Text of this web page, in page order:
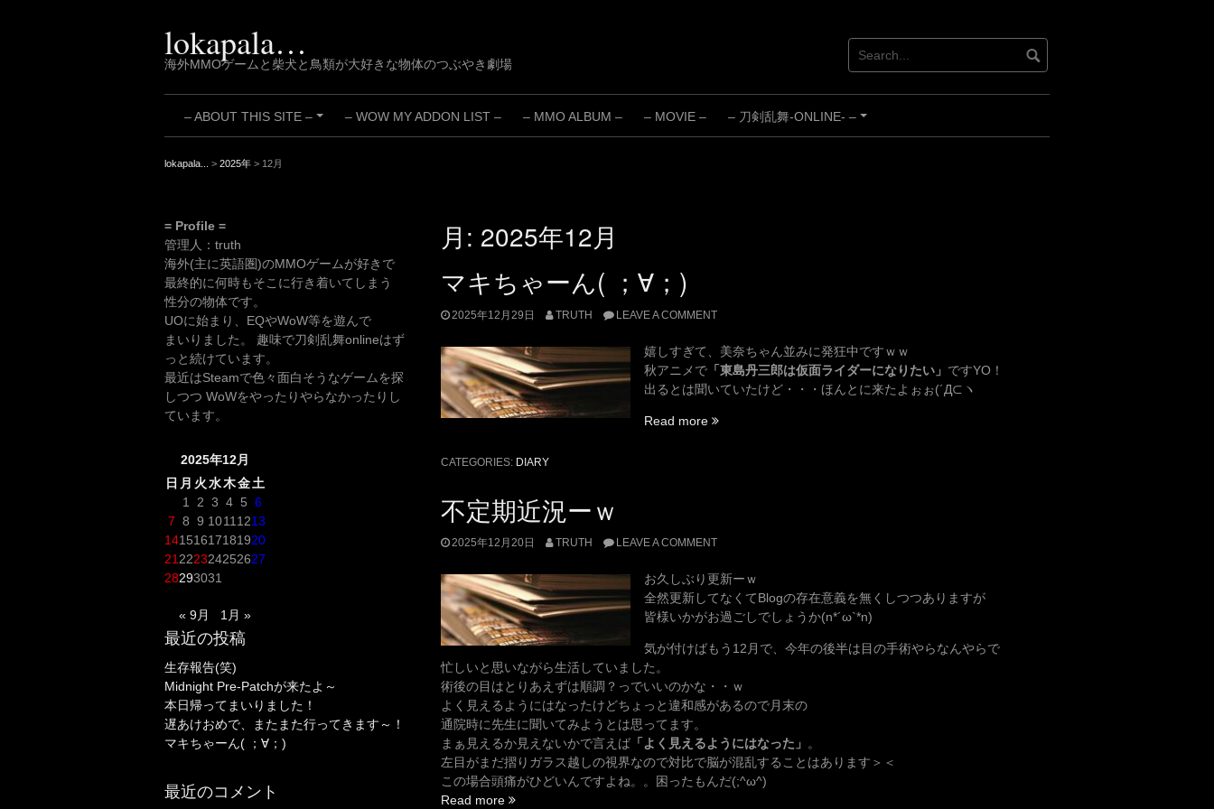
lokapala…
海外MMOゲームと柴犬と鳥類が大好きな物体のつぶやき劇場
+
– ABOUT THIS SITE – – WOW MY ADDON LIST – – MMO ALBUM – – MOVIE –
+
– 刀剣乱舞-ONLINE- –
lokapala... > 2025年 > 12月
月: 2025年12月
マキちゃーん( ；∀；)
2025年12月29日 TRUTH LEAVE A COMMENT
嬉しすぎて、美奈ちゃん並みに発狂中ですｗｗ
秋アニメで 「東島丹三郎は仮面ライダーになりたい」 ですYO！
出るとは聞いていたけど・・・ほんとに来たよぉぉ(´Д⊂ヽ
Read more “マ
∀；)”
CATEGORIES: DIARY
不定期近況ーｗ
2025年12月20日 TRUTH LEAVE A COMMENT
お久しぶり更新ーｗ
全然更新してなくてBlogの存在意義を無くしつつありますが
皆様いかがお過ごしでしょうか(n*´ω`*n)
気が付けばもう12月で、今年の後半は目の手術やらなんやらで
忙しいと思いながら生活していました。
術後の目はとりあえずは順調？っでいいのかな・・ｗ
よく見えるようにはなったけどちょっと違和感があるので月末の
通院時に先生に聞いてみようとは思ってます。
まぁ見えるか見えないかで言えば 「よく見えるようにはなった」 。
左目がまだ摺りガラス越しの視界なので対比で脳が混乱することはあります＞＜
この場合頭痛がひどいんですよね。。困ったもんだ(;^ω^)
Read more “不
= Profile =
管理人：truth
海外(主に英語圏)のMMOゲームが好きで
最終的に何時もそこに行き着いてしまう
性分の物体です。
UOに始まり、EQやWoW等を遊んで
まいりました。 趣味で刀剣乱舞onlineはず
っと続けています。
最近はSteamで色々面白そうなゲームを探
しつつ WoWをやったりやらなかったりし
ています。
2025年12月
日 月 火水木金土
1
2 3 4 5 6
7 8 9 1011 1213
14151617181920
21 222324252627
28293031
« 9月 1月 »
最近の投稿
生存報告(笑)
Midnight Pre-Patchが来たよ～
本日帰ってまいりました！
遅あけおめで、またまた行ってきます～！
マキちゃーん( ；∀；)
最近のコメント